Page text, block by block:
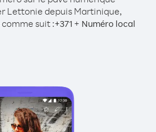
Lettonie depuis Martinique,
suit :+371 + Numéro local